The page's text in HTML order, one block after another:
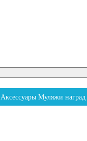
Аксессуары Муляжи наград